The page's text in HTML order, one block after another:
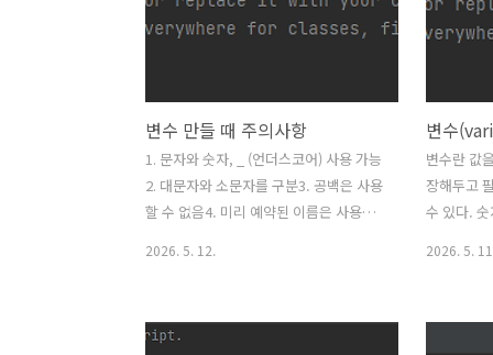
변수 만들 때 주의사항
1. 문자와 숫자, _ (언더스코어) 사용 가능
2. 대문자와 소문자를 구분3. 공백은 사용
할 수 없음4. 미리 예약된 이름은 사용할
드로는 변수나 함수의 이름으로 사용할
수 없다.
2026. 5. 12.
변수
변수란 값
장해두고
수 있다.
당한다 라
2026. 5.